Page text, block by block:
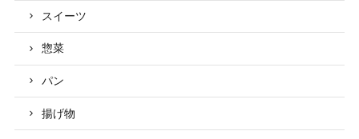
スイーツ
惣菜
パン
揚げ物